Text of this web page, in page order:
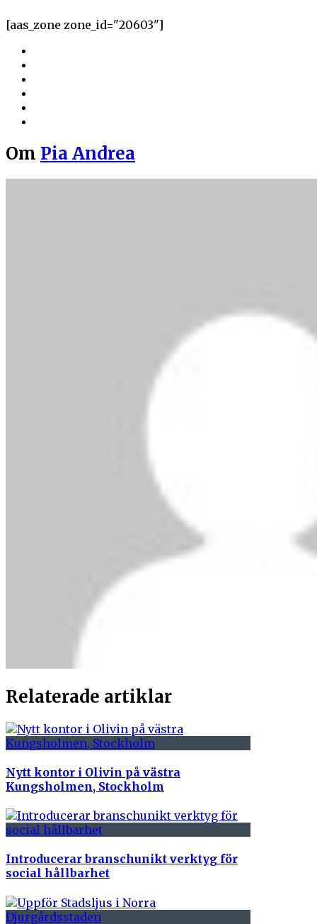
[aas_zone zone_id="20603"]
Om Pia Andrea
Relaterade artiklar
Nytt kontor i Olivin på västra
Kungsholmen, Stockholm
Introducerar branschunikt verktyg för
social hållbarhet